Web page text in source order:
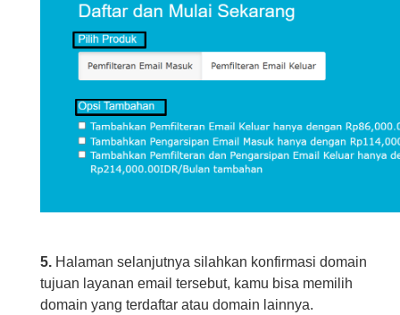
5. Halaman selanjutnya silahkan konfirmasi domain
tujuan layanan email tersebut, kamu bisa memilih
domain yang terdaftar atau domain lainnya.